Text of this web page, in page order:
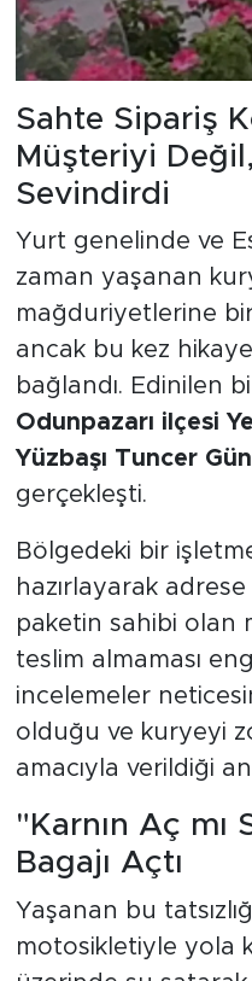
Sahte Sipariş
Müşteriyi
Sevindirdi
Yurt genelinde ve
zaman yaşanan
mağduriyetlerine
ancak bu kez
bağlandı. Edinilen
Odunpazarı ilçesi
Yüzbaşı Tuncer
gerçekleşti.
Bölgedeki bir
hazırlayarak
paketin sahibi olan
teslim almaması
incelemeler
olduğu ve kuryeyi
amacıyla verildiği
"Karnın Aç mı
Bagajı Açtı
Yaşanan bu
motosikletiyle yola